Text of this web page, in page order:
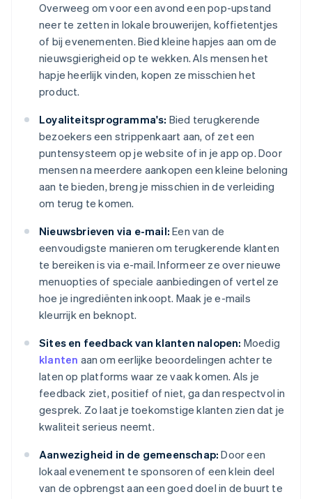
Overweeg om voor een avond een pop-upstand
neer te zetten in lokale brouwerijen, koffietentjes
of bij evenementen. Bied kleine hapjes aan om de
nieuwsgierigheid op te wekken. Als mensen het
hapje heerlijk vinden, kopen ze misschien het
product.
Loyaliteitsprogramma's: Bied terugkerende
bezoekers een strippenkaart aan, of zet een
puntensysteem op je website of in je app op. Door
mensen na meerdere aankopen een kleine beloning
aan te bieden, breng je misschien in de verleiding
om terug te komen.
Nieuwsbrieven via e-mail: Een van de
eenvoudigste manieren om terugkerende klanten
te bereiken is via e-mail. Informeer ze over nieuwe
menuopties of speciale aanbiedingen of vertel ze
hoe je ingrediënten inkoopt. Maak je e-mails
kleurrijk en beknopt.
Sites en feedback van klanten nalopen: Moedig
klanten aan om eerlijke beoordelingen achter te
laten op platforms waar ze vaak komen. Als je
feedback ziet, positief of niet, ga dan respectvol in
gesprek. Zo laat je toekomstige klanten zien dat je
kwaliteit serieus neemt.
Aanwezigheid in de gemeenschap: Door een
lokaal evenement te sponsoren of een klein deel
van de opbrengst aan een goed doel in de buurt te